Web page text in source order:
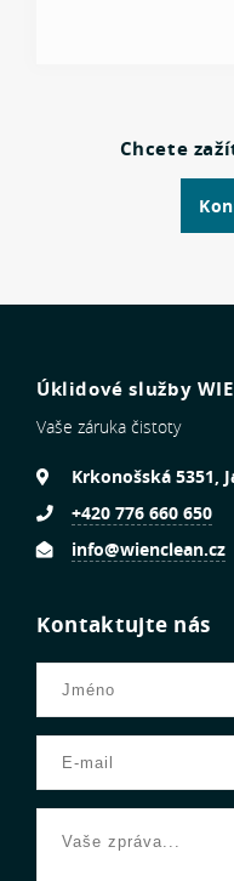
Chcete
Úklidové služby
Vaše záruka čistoty
Krkonošská 5351,
+420 776 660 650
info@wienclean.cz
Kontaktujte nás